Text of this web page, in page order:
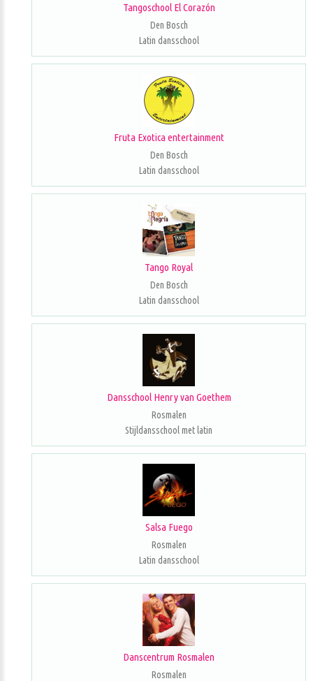
Tangoschool El Corazón
Den Bosch
Latin dansschool
Fruta Exotica entertainment
Den Bosch
Latin dansschool
Tango Royal
Den Bosch
Latin dansschool
Dansschool Henry van Goethem
Rosmalen
Stijldansschool met latin
Salsa Fuego
Rosmalen
Latin dansschool
Danscentrum Rosmalen
Rosmalen